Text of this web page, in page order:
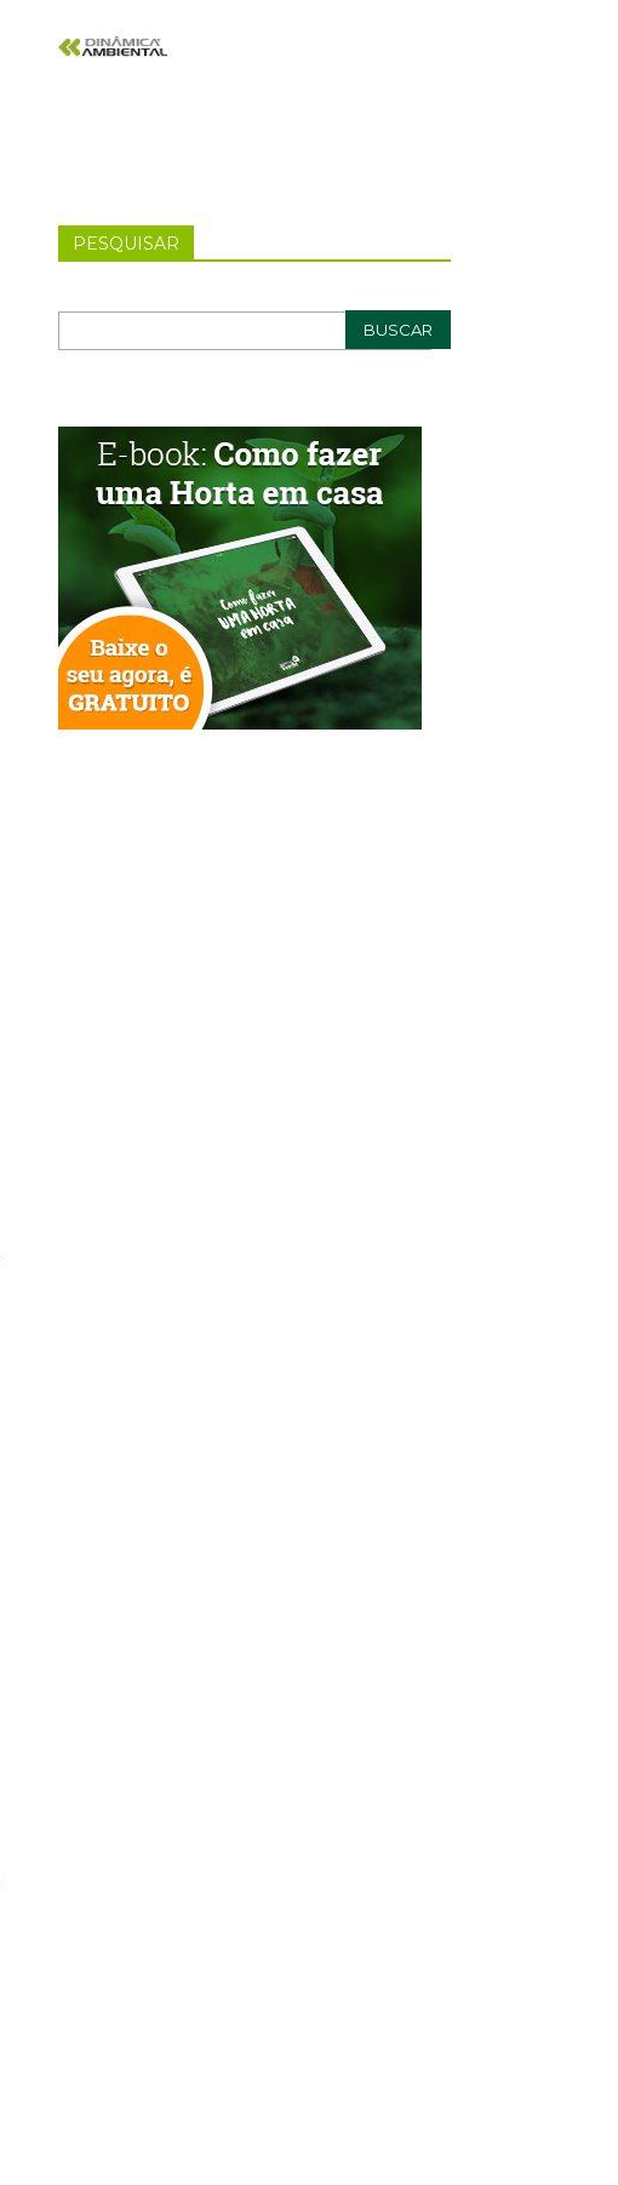
PESQUISAR